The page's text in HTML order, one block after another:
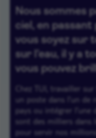
Nous sommes
ciel, en passant
vous soyez sur
sur l’eau, il y a
vous pouvez
Chez TUI, travailler
un poste dans l’un
pays ou intégrer l’une
sont des milliers dans
pour servir nos